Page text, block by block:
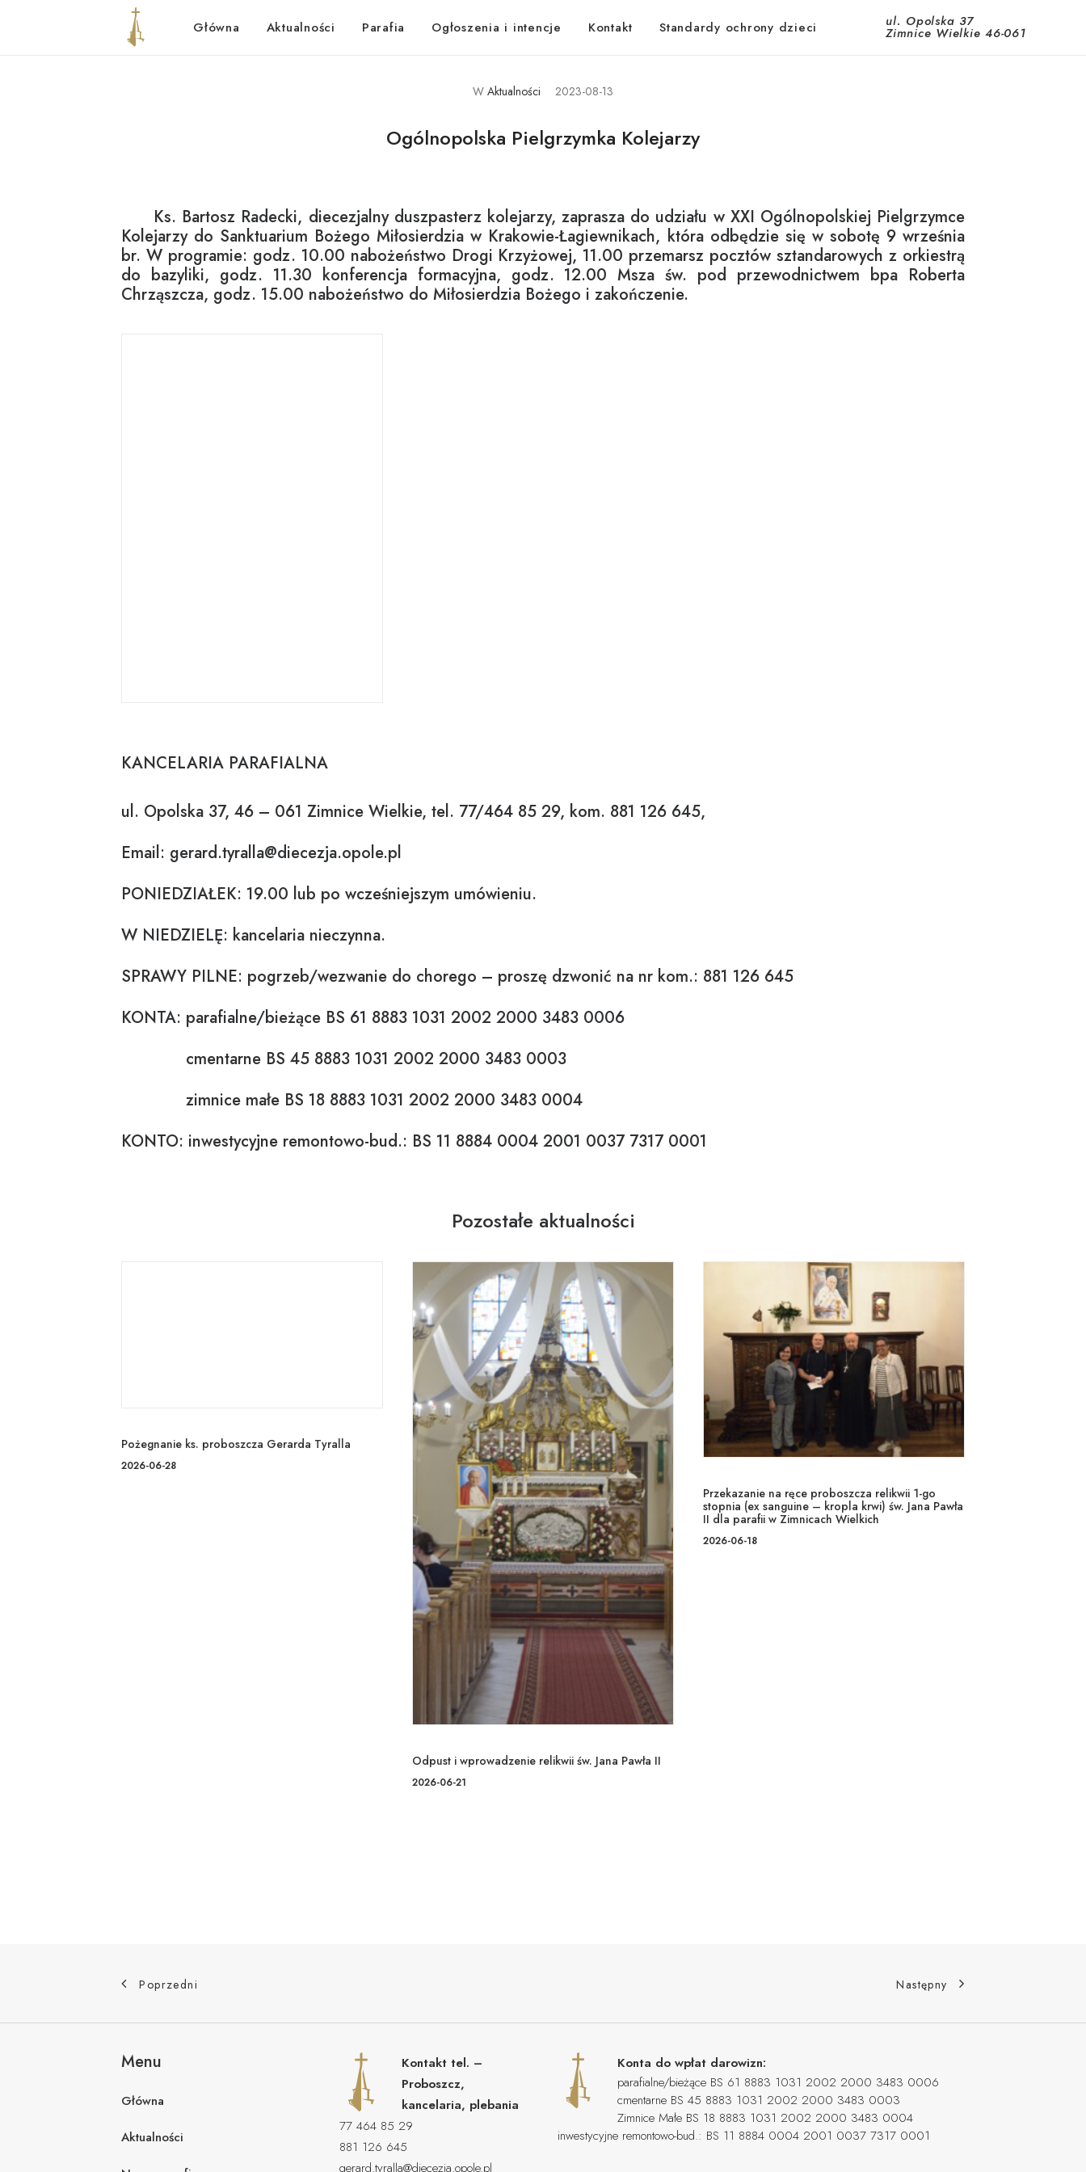
Główna Aktualności Parafia Ogłoszenia i intencje Kontakt Standardy ochrony dzieci ul. Opolska 37
Zimnice Wielkie 46-061
W Aktualności 2023-08-13
Ogólnopolska Pielgrzymka Kolejarzy
Ks. Bartosz Radecki, diecezjalny duszpasterz kolejarzy, zaprasza do udziału w XXI Ogólnopolskiej Pielgrzymce
Kolejarzy do Sanktuarium Bożego Miłosierdzia w Krakowie-Łagiewnikach, która odbędzie się w sobotę 9 września
br. W programie: godz. 10.00 nabożeństwo Drogi Krzyżowej, 11.00 przemarsz pocztów sztandarowych z orkiestrą
do bazyliki, godz. 11.30 konferencja formacyjna, godz. 12.00 Msza św. pod przewodnictwem bpa Roberta
Chrząszcza, godz. 15.00 nabożeństwo do Miłosierdzia Bożego i zakończenie.
KANCELARIA PARAFIALNA
ul. Opolska 37, 46 – 061 Zimnice Wielkie, tel. 77/464 85 29, kom. 881 126 645,
Email: gerard.tyralla@diecezja.opole.pl
PONIEDZIAŁEK: 19.00 lub po wcześniejszym umówieniu.
W NIEDZIELĘ: kancelaria nieczynna.
SPRAWY PILNE: pogrzeb/wezwanie do chorego – proszę dzwonić na nr kom.: 881 126 645
KONTA: parafialne/bieżące BS 61 8883 1031 2002 2000 3483 0006
cmentarne BS 45 8883 1031 2002 2000 3483 0003
zimnice małe BS 18 8883 1031 2002 2000 3483 0004
KONTO: inwestycyjne remontowo-bud.: BS 11 8884 0004 2001 0037 7317 0001
Pozostałe aktualności
Pożegnanie ks. proboszcza Gerarda Tyralla
2026-06-28
Odpust i wprowadzenie relikwii św. Jana Pawła II
2026-06-21
Przekazanie na ręce proboszcza relikwii 1-go
stopnia (ex sanguine – kropla krwi) św. Jana Pawła
II dla parafii w Zimnicach Wielkich
2026-06-18
Poprzedni Następny
Menu
Główna
Aktualności
Kontakt tel. –
Proboszcz,
kancelaria, plebania
77 464 85 29
881 126 645
gerard.tyralla@diecezja.opole.pl
Konta do wpłat darowizn:
parafialne/bieżące BS 61 8883 1031 2002 2000 3483 0006
cmentarne BS 45 8883 1031 2002 2000 3483 0003
Zimnice Małe BS 18 8883 1031 2002 2000 3483 0004
inwestycyjne remontowo-bud.: BS 11 8884 0004 2001 0037 7317 0001